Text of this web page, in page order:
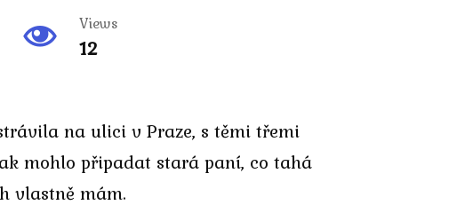
Views
12
na ulici v Praze, s těmi třemi
mohlo připadat stará paní, co tahá
vlastně mám.